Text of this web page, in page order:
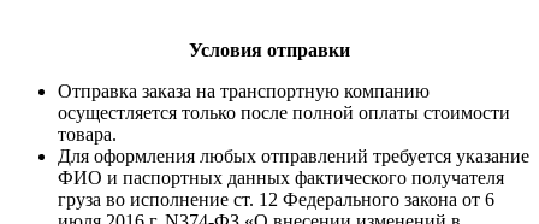
Условия отправки
Отправка заказа на транспортную компанию
осущестляется только после полной оплаты стоимости
товара.
Для оформления любых отправлений требуется указание
ФИО и паспортных данных фактического получателя
груза во исполнение ст. 12 Федерального закона от 6